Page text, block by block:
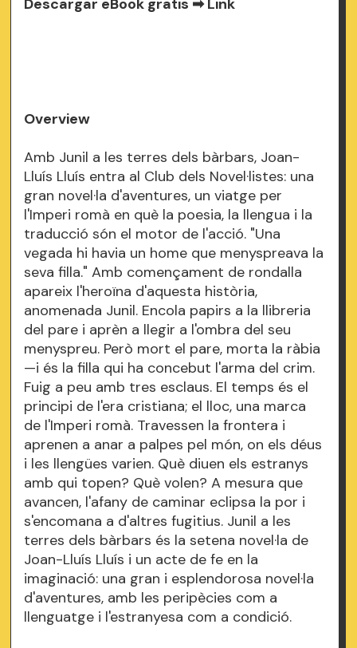
Descargar eBook gratis ➡Link
Overview
Amb Junil a les terres dels bàrbars, Joan-
Lluís Lluís entra al Club dels Novel·listes: una
gran novel·la d'aventures, un viatge per
l'Imperi romà en què la poesia, la llengua i la
traducció són el motor de l'acció. "Una
vegada hi havia un home que menyspreava la
seva filla." Amb començament de rondalla
apareix l'heroïna d'aquesta història,
anomenada Junil. Encola papirs a la llibreria
del pare i aprèn a llegir a l'ombra del seu
menyspreu. Però mort el pare, morta la ràbia
—i és la filla qui ha concebut l'arma del crim.
Fuig a peu amb tres esclaus. El temps és el
principi de l'era cristiana; el lloc, una marca
de l'Imperi romà. Travessen la frontera i
aprenen a anar a palpes pel món, on els déus
i les llengües varien. Què diuen els estranys
amb qui topen? Què volen? A mesura que
avancen, l'afany de caminar eclipsa la por i
s'encomana a d'altres fugitius. Junil a les
terres dels bàrbars és la setena novel·la de
Joan-Lluís Lluís i un acte de fe en la
imaginació: una gran i esplendorosa novel·la
d'aventures, amb les peripècies com a
llenguatge i l'estranyesa com a condició.